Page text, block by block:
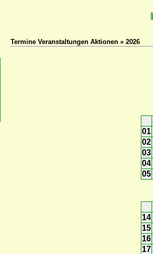
Termine Veranstaltungen Aktionen » 2026
01
02
03
04
05
14
15
16
17